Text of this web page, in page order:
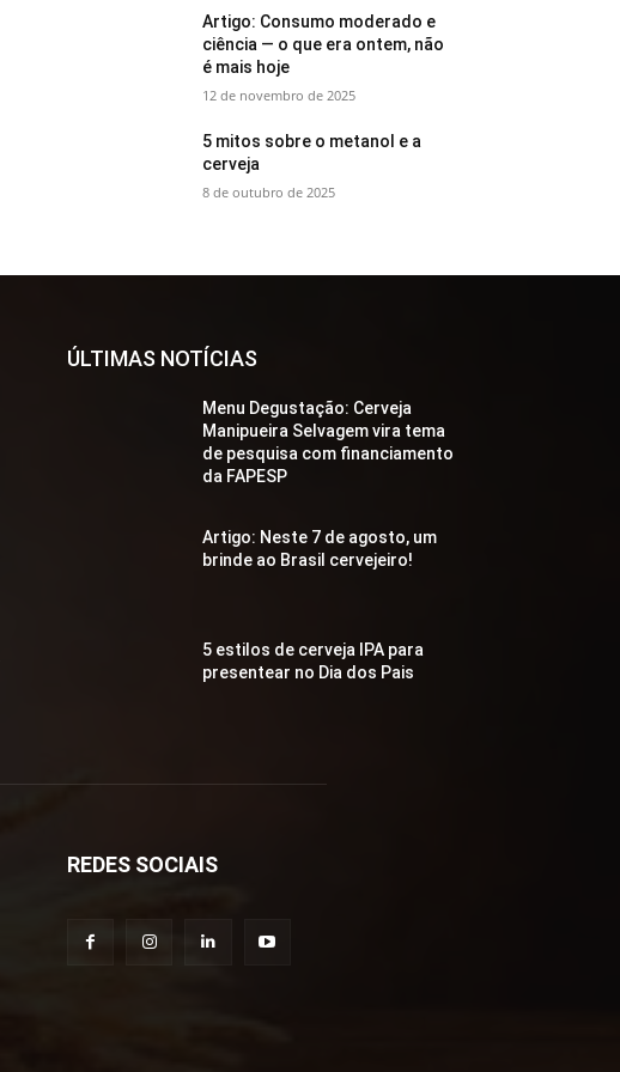
Artigo: Consumo moderado e
ciência — o que era ontem, não
é mais hoje
12 de novembro de 2025
5 mitos sobre o metanol e a
cerveja
8 de outubro de 2025
ÚLTIMAS NOTÍCIAS
Menu Degustação: Cerveja
Manipueira Selvagem vira tema
de pesquisa com financiamento
da FAPESP
Artigo: Neste 7 de agosto, um
brinde ao Brasil cervejeiro!
5 estilos de cerveja IPA para
presentear no Dia dos Pais
REDES SOCIAIS